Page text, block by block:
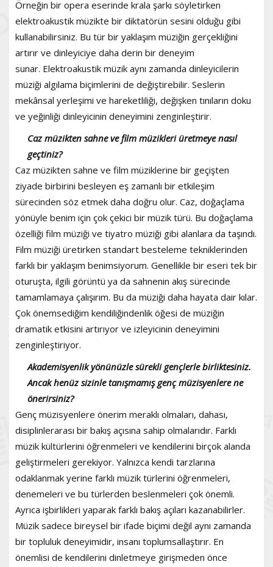
Örneğin bir opera eserinde krala şarkı söyletirken
elektroakustik müzikte bir diktatörün sesini olduğu gibi
kullanabilirsiniz. Bu tür bir yaklaşım müziğin gerçekliğini
artırır ve dinleyiciye daha derin bir deneyim
sunar. Elektroakustik müzik aynı zamanda dinleyicilerin
müziği algılama biçimlerini de değiştirebilir. Seslerin
mekânsal yerleşimi ve hareketliliği, değişken tınıların doku
ve yeğinliği dinleyicinin deneyimini zenginleştirir.
Caz müzikten sahne ve film müzikleri üretmeye nasıl
geçtiniz?
Caz müzikten sahne ve film müziklerine bir geçişten
ziyade birbirini besleyen eş zamanlı bir etkileşim
sürecinden söz etmek daha doğru olur. Caz, doğaçlama
yönüyle benim için çok çekici bir müzik türü. Bu doğaçlama
özelliği film müziği ve tiyatro müziği gibi alanlara da taşındı.
Film müziği üretirken standart besteleme tekniklerinden
farklı bir yaklaşım benimsiyorum. Genellikle bir eseri tek bir
oturuşta, ilgili görüntü ya da sahnenin akış sürecinde
tamamlamaya çalışırım. Bu da müziği daha hayata dair kılar.
Çok önemsediğim kendiliğindenlik öğesi de müziğin
dramatik etkisini artırıyor ve izleyicinin deneyimini
zenginleştiriyor.
Akademisyenlik yönünüzle sürekli gençlerle birliktesiniz.
Ancak henüz sizinle tanışmamış genç müzisyenlere ne
önerirsiniz?
Genç müzisyenlere önerim meraklı olmaları, dahası,
disiplinlerarası bir bakış açısına sahip olmalarıdır. Farklı
müzik kültürlerini öğrenmeleri ve kendilerini birçok alanda
geliştirmeleri gerekiyor. Yalnızca kendi tarzlarına
odaklanmak yerine farklı müzik türlerini öğrenmeleri,
denemeleri ve bu türlerden beslenmeleri çok önemli.
Ayrıca işbirlikleri yaparak farklı bakış açıları kazanabilirler.
Müzik sadece bireysel bir ifade biçimi değil aynı zamanda
bir topluluk deneyimidir, insanı toplumsallaştırır. En
önemlisi de kendilerini dinletmeye girişmeden önce